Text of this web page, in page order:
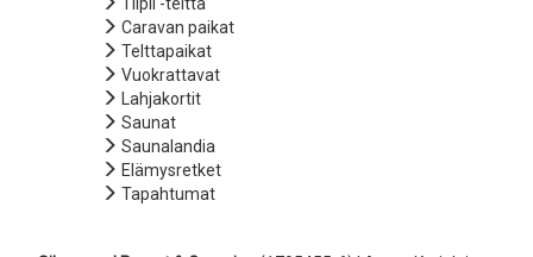
Caravan paikat
Telttapaikat
Vuokrattavat
Lahjakortit
Saunat
Saunalandia
Elämysretket
Tapahtumat